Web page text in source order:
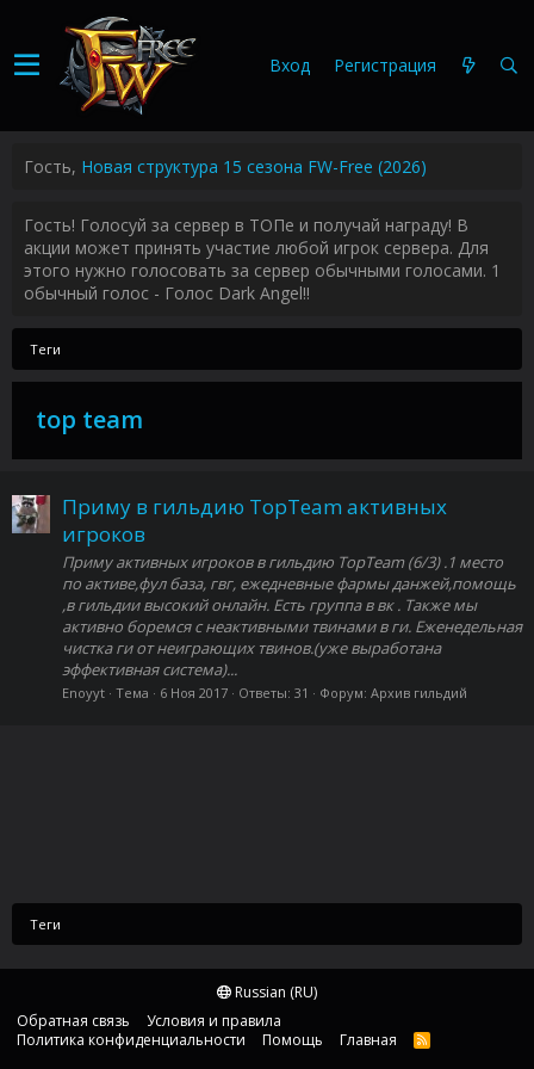
Вход Регистрация
Гость, Новая структура 15 сезона FW-Free (2026)
Гость! Голосуй за сервер в ТОПе и получай награду! В
акции может принять участие любой игрок сервера. Для
этого нужно голосовать за сервер обычными голосами. 1
обычный голос - Голос Dark Angel!!
Теги
top team
Приму в гильдию TopTeam активных
игроков
Приму активных игроков в гильдию TopTeam (6/3) .1 место
по активе,фул база, гвг, ежедневные фармы данжей,помощь
,в гильдии высокий онлайн. Есть группа в вк . Также мы
активно боремся с неактивными твинами в ги. Еженедельная
чистка ги от неиграющих твинов.(уже выработана
эффективная система)...
Enoyyt Тема 6 Ноя 2017 Ответы: 31 Форум: Архив гильдий
Теги
Russian (RU)
Обратная связь
Условия и правила
Политика конфиденциальности
Помощь Главная
R
S